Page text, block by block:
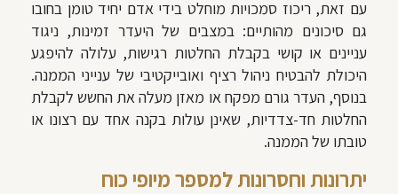
עם זאת, ריכוז סמכויות מוחלט בידי אדם יחיד טומן בחובו
גם סיכונים מהותיים: במצבים של היעדר זמינות, ניגוד
עניינים או קושי בקבלת החלטות רגישות, עלולה להיפגע
היכולת להבטיח ניהול רציף ואובייקטיבי של ענייני הממנה.
בנוסף, העדר גורם מפקח או מאזן מעלה את החשש לקבלת
החלטות חד-צדדיות, שאינן עולות בקנה אחד עם רצונו או
טובתו של הממנה.
יתרונות וחסרונות למספר מיופי כוח